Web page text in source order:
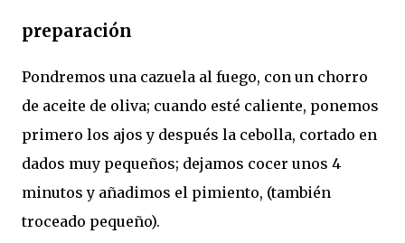
preparación
Pondremos una cazuela al fuego, con un chorro
de aceite de oliva; cuando esté caliente, ponemos
primero los ajos y después la cebolla, cortado en
dados muy pequeños; dejamos cocer unos 4
minutos y añadimos el pimiento, (también
troceado pequeño).